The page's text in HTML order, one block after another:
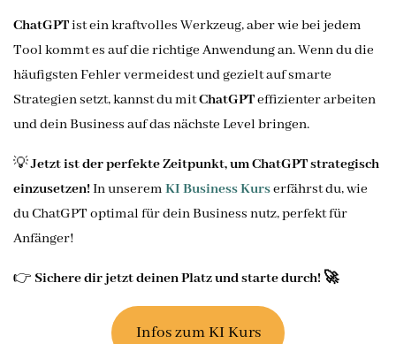
ChatGPTist ein kraftvolles Werkzeug, aber wie bei jedem
Tool kommt es auf die richtige Anwendung an. Wenn du die
häufigsten Fehler vermeidest und gezielt auf smarte
Strategien setzt, kannst du mitChatGPTeffizienter arbeiten
und dein Business auf das nächste Level bringen.
💡Jetzt ist der perfekte Zeitpunkt, um ChatGPT strategisch
einzusetzen!In unserem KI Business Kurserfährst du, wie
du ChatGPT optimal für dein Business nutz, perfekt für
Anfänger!
👉 Sichere dir jetzt deinen Platz und starte durch! 🚀
Infos zum KI Kurs